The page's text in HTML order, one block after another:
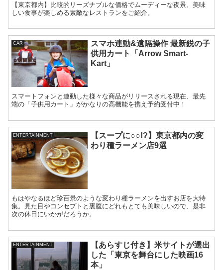
【東京都内】比較的リーズナブルな価格でムーディーな夜景、美味
しい食事が楽しめる素敵なレストランをご紹介。
CAR
スマホ連動&遠隔操作 最新鋭の子
供用カート「Arrow Smart-
Kart」
スマートフォンと連動した様々な商品がリリースされる現在、最先
端の「子供用カート」がかなりの高機能を携え予約受付中！
ENTERTAINMENT
【スープに○○!?】東京都内の変
わり種ラーメン店9選
もはやなるほど珍百景のような変わり種ラーメンを出すお店を大特
集。見た目やコンセプトと裏腹にどれもとても美味しいので、是非
次の休日にいかがだろうか。
ENTERTAINMENT
【あらすじ付き】米サイトが選出
した「東京を舞台にした映画16
本」